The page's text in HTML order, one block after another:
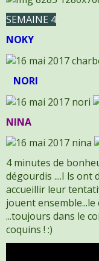
SEMAINE 4
4 minutes de
dégourdis ....I ls
accueillir leur
jouent
...toujours dans le
coquins ! :)